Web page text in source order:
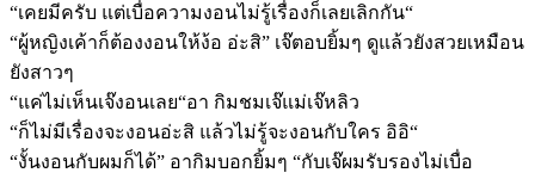
“เคยมีครับ แต่เบื่อความงอนไม่รู้เรื่องก็เลยเลิกกัน“
“ผู้หญิงเค้าก็ต้องงอนให้ง้อ อ่ะสิ” เจ๊ตอบยิ้มๆ ดูแล้วยังสวยเหมือน
ยังสาวๆ
“แค่ไม่เห็นเจ๊งอนเลย“อา กิมชมเจ๊แม่เจ๊หลิว
“ก็ไม่มีเรื่องจะงอนอ่ะสิ แล้วไม่รู้จะงอนกับใคร อิอิ“
“งั้นงอนกับผมก็ได้” อากิมบอกยิ้มๆ “กับเจ๊ผมรับรองไม่เบื่อ